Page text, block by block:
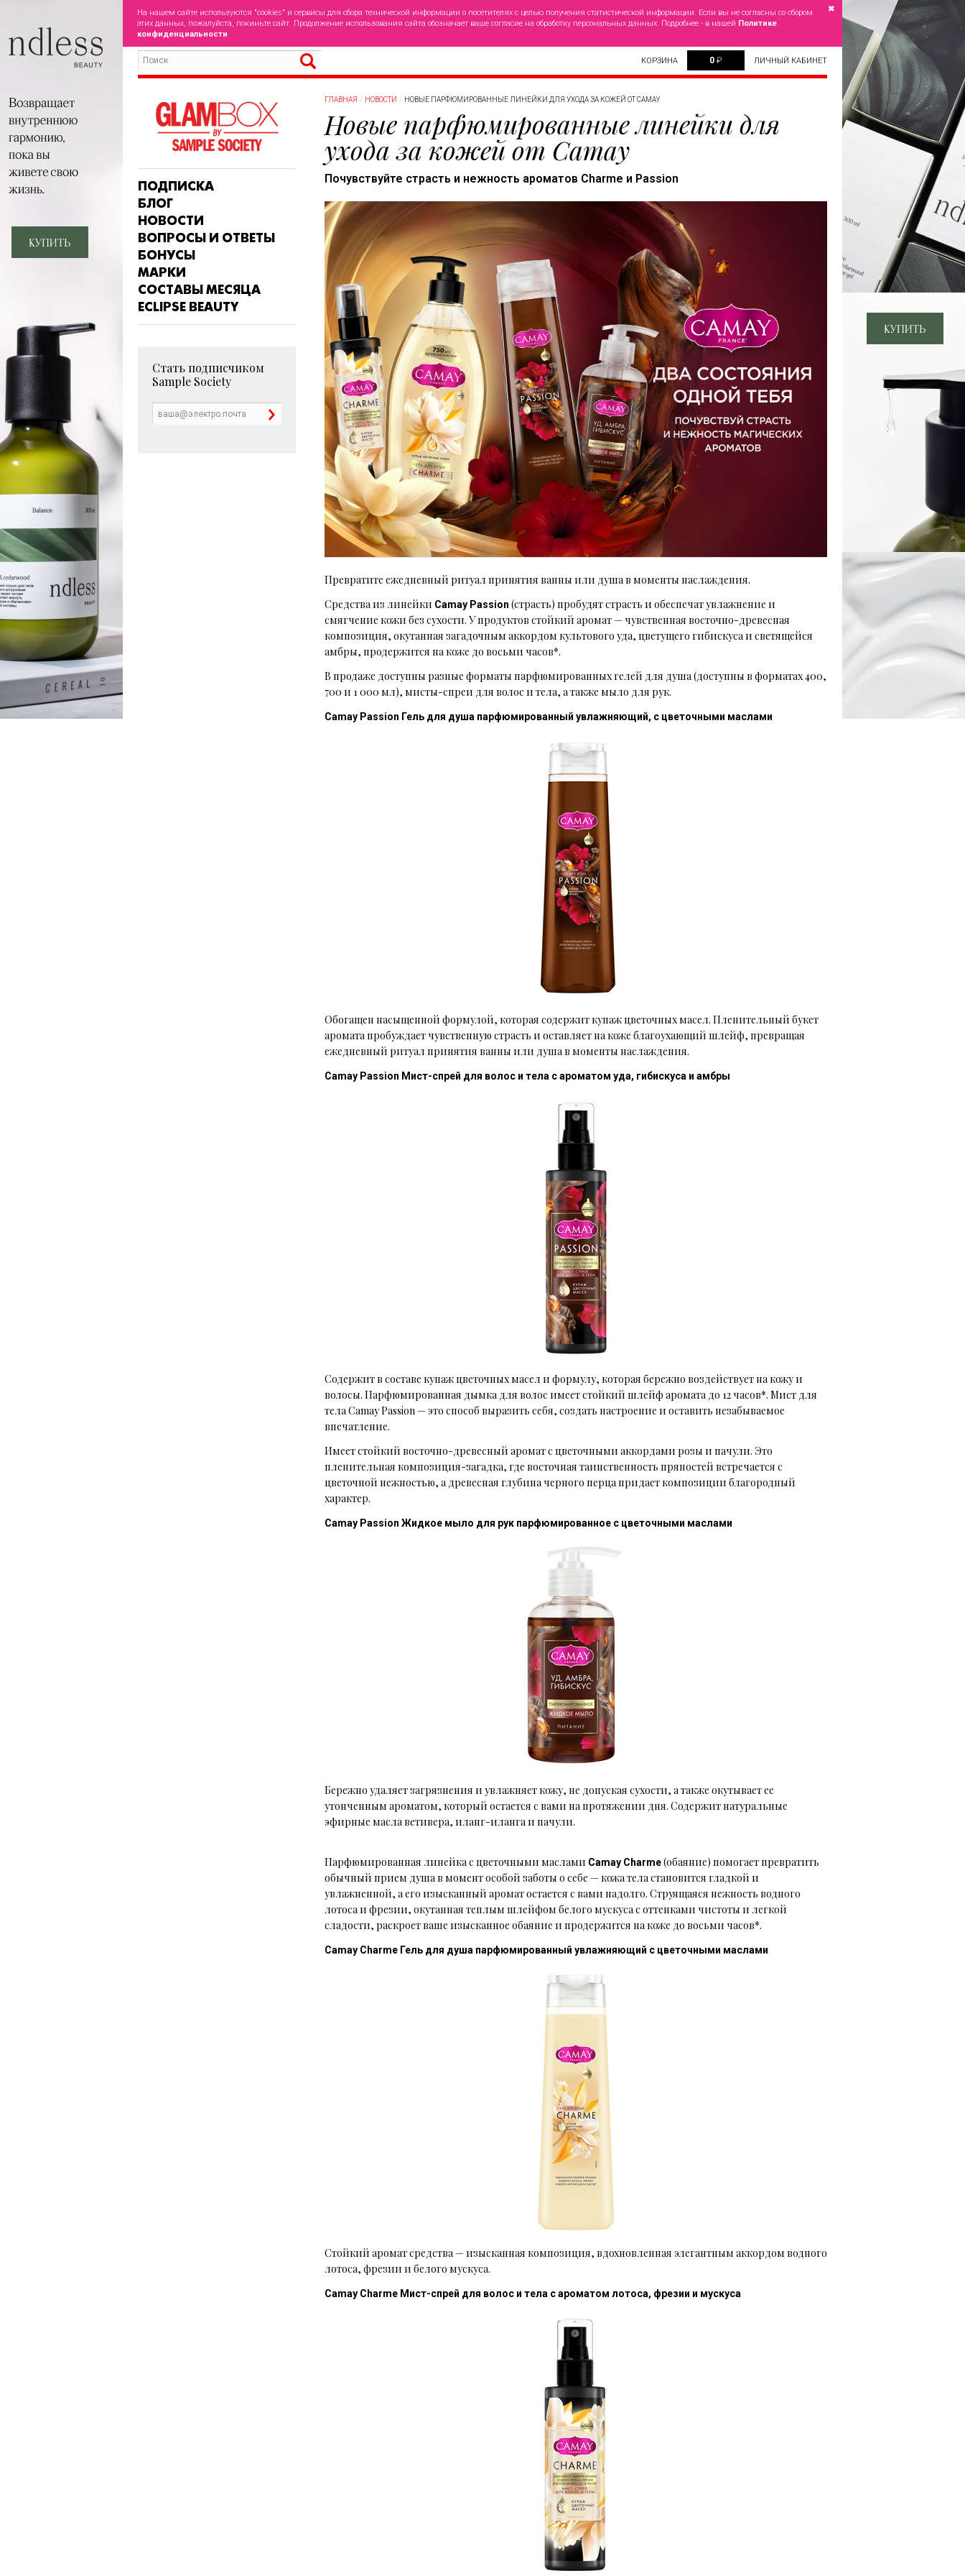
На нашем сайте используются "cookies" и сервисы для сбора технической информации о посетителях с целью получения статистической информации. Если вы не согласны со сбором
этих данных, пожалуйста, покиньте сайт. Продолжение использования сайта обозначает ваше согласие на обработку персональных данных. Подробнее - в нашей Политике
конфиденциальности
✖
КОРЗИНА 0 ₽ ЛИЧНЫЙ КАБИНЕТ
ПОДПИСКА
БЛОГ
НОВОСТИ
ВОПРОСЫ И ОТВЕТЫ
БОНУСЫ
МАРКИ
СОСТАВЫ МЕСЯЦА
ECLIPSE BEAUTY
Стать подписчиком
Sample Society
ГЛАВНАЯ НОВОСТИ НОВЫЕ ПАРФЮМИРОВАННЫЕ ЛИНЕЙКИ ДЛЯ УХОДА ЗА КОЖЕЙ ОТ CAMAY
Новые парфюмированные линейки для
ухода за кожей от Camay
Почувствуйте страсть и нежность ароматов Charme и Passion
Превратите ежедневный ритуал принятия ванны или душа в моменты наслаждения.
Средства из линейки Camay Passion (страсть) пробудят страсть и обеспечат увлажнение и
смягчение кожи без сухости. У продуктов стойкий аромат — чувственная восточно-древесная
композиция, окутанная загадочным аккордом культового уда, цветущего гибискуса и светящейся
амбры, продержится на коже до восьми часов*.
В продаже доступны разные форматы парфюмированных гелей для душа (доступны в форматах 400,
700 и 1 000 мл), мисты-спреи для волос и тела, а также мыло для рук.
Camay Passion Гель для душа парфюмированный увлажняющий, с цветочными маслами
Обогащен насыщенной формулой, которая содержит купаж цветочных масел. Пленительный букет
аромата пробуждает чувственную страсть и оставляет на коже благоухающий шлейф, превращая
ежедневный ритуал принятия ванны или душа в моменты наслаждения.
Camay Passion Мист-спрей для волос и тела с ароматом уда, гибискуса и амбры
Содержит в составе купаж цветочных масел и формулу, которая бережно воздействует на кожу и
волосы. Парфюмированная дымка для волос имеет стойкий шлейф аромата до 12 часов*. Мист для
тела Camay Passion — это способ выразить себя, создать настроение и оставить незабываемое
впечатление.
Имеет стойкий восточно-древесный аромат с цветочными аккордами розы и пачули. Это
пленительная композиция-загадка, где восточная таинственность пряностей встречается с
цветочной нежностью, а древесная глубина черного перца придает композиции благородный
характер.
Camay Passion Жидкое мыло для рук парфюмированное с цветочными маслами
Бережно удаляет загрязнения и увлажняет кожу, не допуская сухости, а также окутывает ее
утонченным ароматом, который остается с вами на протяжении дня. Содержит натуральные
эфирные масла ветивера, иланг-иланга и пачули.
Парфюмированная линейка с цветочными маслами Camay Charme(обаяние) помогает превратить
обычный прием душа в момент особой заботы о себе —кожа тела становится гладкой и
увлажненной, а его изысканный аромат остается с вами надолго. Струящаяся нежность водного
лотоса и фрезии, окутанная теплым шлейфом белого мускуса с оттенками чистоты и легкой
сладости, раскроет ваше изысканное обаяние и продержится на коже до восьми часов*.
Camay Charme Гель для душа парфюмированный увлажняющий с цветочными маслами
Стойкий аромат средства — изысканная композиция, вдохновленная элегантным аккордом водного
лотоса, фрезии и белого мускуса.
Camay Charme Мист-спрей для волос и тела с ароматом лотоса, фрезии и мускуса